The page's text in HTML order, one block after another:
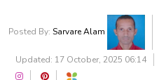
Posted By: Sarvare Alam
Updated: 17 October, 2025 06:14